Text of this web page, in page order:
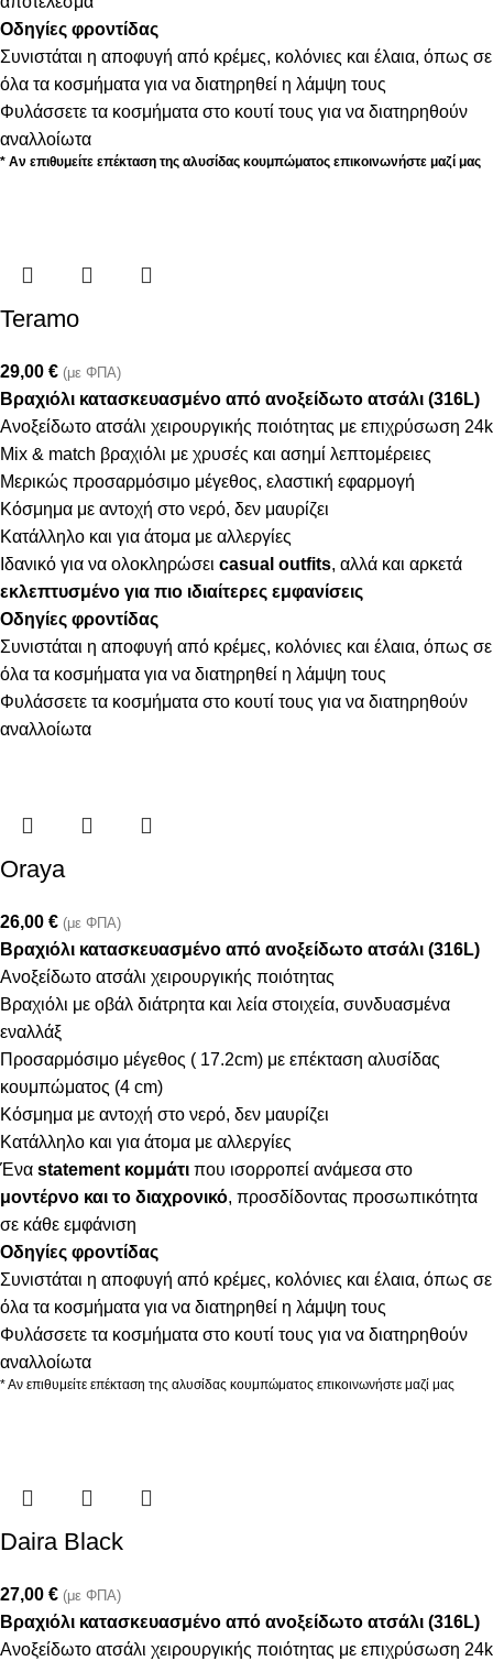
Οδηγίες φροντίδας
Συνιστάται η αποφυγή από κρέμες, κολόνιες και έλαια, όπως σε
όλα τα κοσμήματα για να διατηρηθεί η λάμψη τους
Φυλάσσετε τα κοσμήματα στο κουτί τους για να διατηρηθούν
αναλλοίωτα
* Αν επιθυμείτε επέκταση της αλυσίδας κουμπώματος επικοινωνήστε μαζί μας
Teramo
29,00 € (με ΦΠΑ)
Βραχιόλι κατασκευασμένο από ανοξείδωτο ατσάλι (316L)
Ανοξείδωτο ατσάλι χειρουργικής ποιότητας με επιχρύσωση 24k
Mix & match βραχιόλι με χρυσές και ασημί λεπτομέρειες
Μερικώς προσαρμόσιμο μέγεθος, ελαστική εφαρμογή
Κόσμημα με αντοχή στο νερό, δεν μαυρίζει
Κατάλληλο και για άτομα με αλλεργίες
Ιδανικό για να ολοκληρώσει casual outfits, αλλά και αρκετά
εκλεπτυσμένο για πιο ιδιαίτερες εμφανίσεις
Οδηγίες φροντίδας
Συνιστάται η αποφυγή από κρέμες, κολόνιες και έλαια, όπως σε
όλα τα κοσμήματα για να διατηρηθεί η λάμψη τους
Φυλάσσετε τα κοσμήματα στο κουτί τους για να διατηρηθούν
αναλλοίωτα
Oraya
26,00 € (με ΦΠΑ)
Βραχιόλι κατασκευασμένο από ανοξείδωτο ατσάλι (316L)
Ανοξείδωτο ατσάλι χειρουργικής ποιότητας
Βραχιόλι με οβάλ διάτρητα και λεία στοιχεία, συνδυασμένα
εναλλάξ
Προσαρμόσιμο μέγεθος ( 17.2cm) με επέκταση αλυσίδας
κουμπώματος (4 cm)
Κόσμημα με αντοχή στο νερό, δεν μαυρίζει
Κατάλληλο και για άτομα με αλλεργίες
Ένα statement κομμάτι που ισορροπεί ανάμεσα στο
μοντέρνο και το διαχρονικό, προσδίδοντας προσωπικότητα
σε κάθε εμφάνιση
Οδηγίες φροντίδας
Συνιστάται η αποφυγή από κρέμες, κολόνιες και έλαια, όπως σε
όλα τα κοσμήματα για να διατηρηθεί η λάμψη τους
Φυλάσσετε τα κοσμήματα στο κουτί τους για να διατηρηθούν
αναλλοίωτα
* Αν επιθυμείτε επέκταση της αλυσίδας κουμπώματος επικοινωνήστε μαζί μας
Daira Black
27,00 € (με ΦΠΑ)
Βραχιόλι κατασκευασμένο από ανοξείδωτο ατσάλι (316L)
Ανοξείδωτο ατσάλι χειρουργικής ποιότητας με επιχρύσωση 24k